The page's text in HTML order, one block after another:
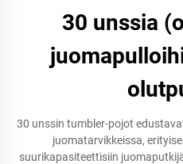
30 unssia
30 unssin tumbler-pojot
juomatarvikkeissa,
suurikapasiteettisiin